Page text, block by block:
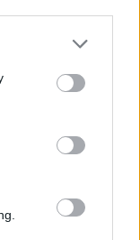
or more Google
You may click to
party tags to
in below Google